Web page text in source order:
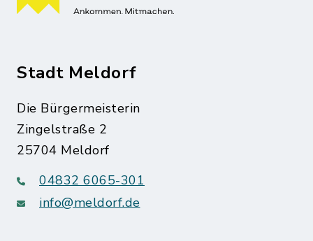
Stadt Meldorf
Die Bürgermeisterin
Zingelstraße 2
25704 Meldorf
04832 6065-301
info@meldorf.de